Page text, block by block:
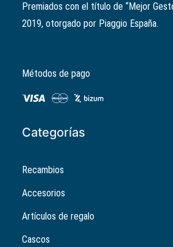
era:
Premiados con el título de “Mejor
2019, otorgado por Piaggio España.
Métodos de pago
Categorías
Recambios
Accesorios
Artículos de regalo
Cascos